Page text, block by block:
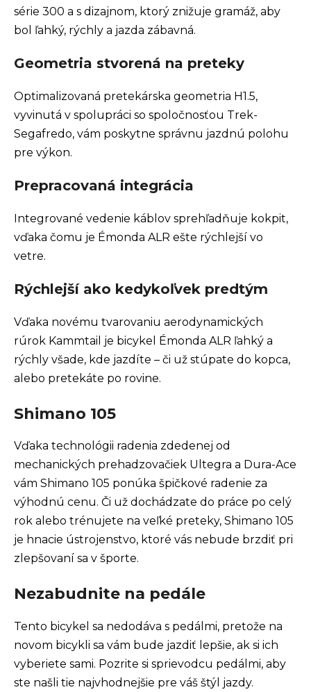
série 300 a s dizajnom, ktorý znižuje gramáž, aby
bol ľahký, rýchly a jazda zábavná.
Geometria stvorená na preteky
Optimalizovaná pretekárska geometria H1.5,
vyvinutá v spolupráci so spoločnosťou Trek-
Segafredo, vám poskytne správnu jazdnú polohu
pre výkon.
Prepracovaná integrácia
Integrované vedenie káblov sprehľadňuje kokpit,
vďaka čomu je Émonda ALR ešte rýchlejší vo
vetre.
Rýchlejší ako kedykoľvek predtým
Vďaka novému tvarovaniu aerodynamických
rúrok Kammtail je bicykel Émonda ALR ľahký a
rýchly všade, kde jazdíte – či už stúpate do kopca,
alebo pretekáte po rovine.
Shimano 105
Vďaka technológii radenia zdedenej od
mechanických prehadzovačiek Ultegra a Dura-Ace
vám Shimano 105 ponúka špičkové radenie za
výhodnú cenu. Či už dochádzate do práce po celý
rok alebo trénujete na veľké preteky, Shimano 105
je hnacie ústrojenstvo, ktoré vás nebude brzdiť pri
zlepšovaní sa v športe.
Nezabudnite na pedále
Tento bicykel sa nedodáva s pedálmi, pretože na
novom bicykli sa vám bude jazdiť lepšie, ak si ich
vyberiete sami. Pozrite si sprievodcu pedálmi, aby
ste našli tie najvhodnejšie pre váš štýl jazdy.